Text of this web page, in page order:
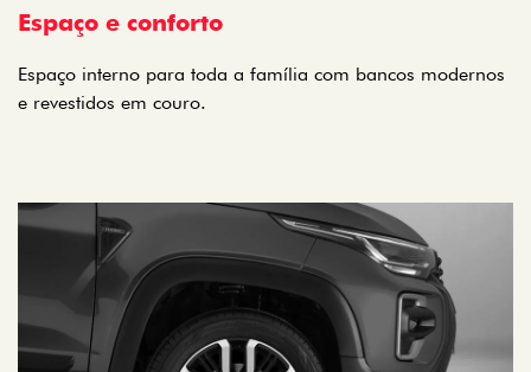
Espaço e conforto
Espaço interno para toda a família com bancos modernos
e revestidos em couro.